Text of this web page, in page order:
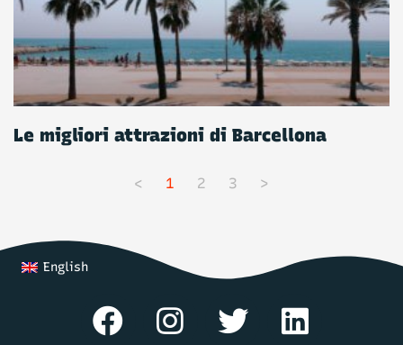
Le migliori attrazioni di Barcellona
< 1 2 3 >
English